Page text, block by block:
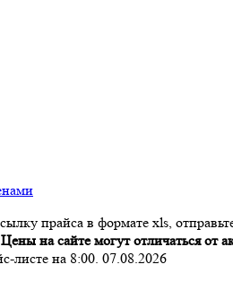
прайса в формате xls,
на сайте могут отличаться от
листе на 8:00. 07.08.2026